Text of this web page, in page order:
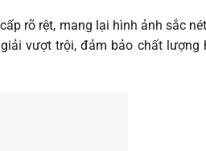
rõ rệt, mang lại hình ảnh sắc
vượt trội, đảm bảo chất lượng